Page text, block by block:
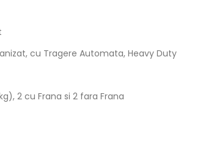
cu Tragere Automata, Heavy Duty
2 cu Frana si 2 fara Frana